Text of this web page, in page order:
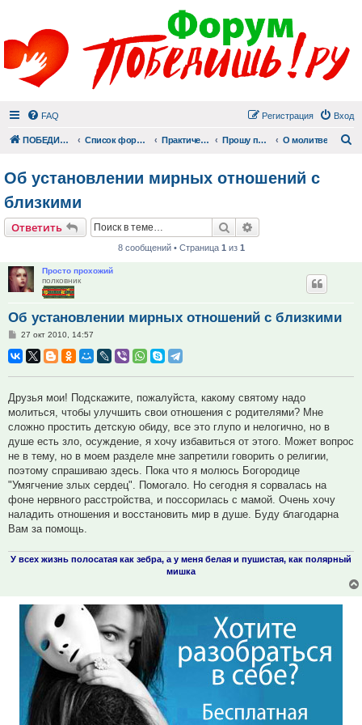
FAQ Вход
Регистрация
ПОБЕДИШЬ.РУ Список форумов Практический раздел Прошу помолиться О молитве
Об установлении мирных отношений с
близкими
Ответить Поиск
8 сообщений • Страница 1 из 1
Просто прохожий
полковник
Об установлении мирных отношений с близкими
Сообщение
27 окт 2010, 14:57
Друзья мои! Подскажите, пожалуйста, какому святому надо
молиться, чтобы улучшить свои отношения с родителями? Мне
сложно простить детскую обиду, все это глупо и нелогично, но в
душе есть зло, осуждение, я хочу избавиться от этого. Может вопрос
не в тему, но в моем разделе мне запретили говорить о религии,
поэтому спрашиваю здесь. Пока что я молюсь Богородице
"Умягчение злых сердец". Помогало. Но сегодня я сорвалась на
фоне нервного расстройства, и поссорилась с мамой. Очень хочу
наладить отношения и восстановить мир в душе. Буду благодарна
Вам за помощь.
У всех жизнь полосатая как зебра, а у меня белая и пушистая, как полярный
мишка